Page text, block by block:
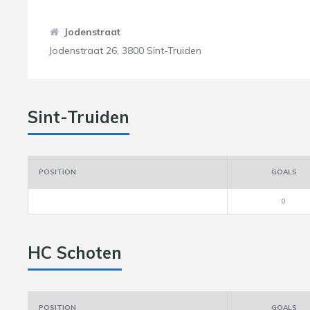
Jodenstraat
Jodenstraat 26, 3800 Sint-Truiden
Sint-Truiden
POSITION GOALS
0
HC Schoten
POSITION GOALS